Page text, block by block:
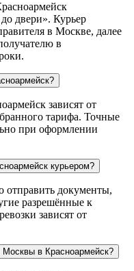
двери». Курьер
в Москве, далее
в
зависят от
тарифа. Точные
при оформлении
курьером?
документы,
разрешённые к
зависят от
Москвы в Красноармейск?